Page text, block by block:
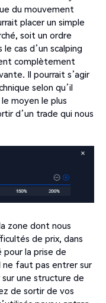
du mouvement
placer un simple
soit un ordre
cas d’un scalping
complètement
Il pourrait s’agir
selon qu’il
moyen le plus
d’un trade qui nous
zone dont nous
de prix, dans
la prise de
ne faut pas entrer sur
sur une structure de
de sortir de vos